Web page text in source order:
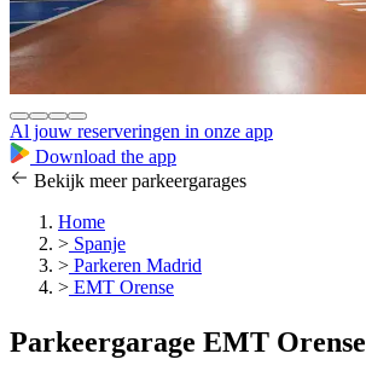
Al jouw reserveringen in onze app
Download the app
Bekijk meer parkeergarages
Home
> Spanje
> Parkeren Madrid
> EMT Orense
Parkeergarage EMT Orense